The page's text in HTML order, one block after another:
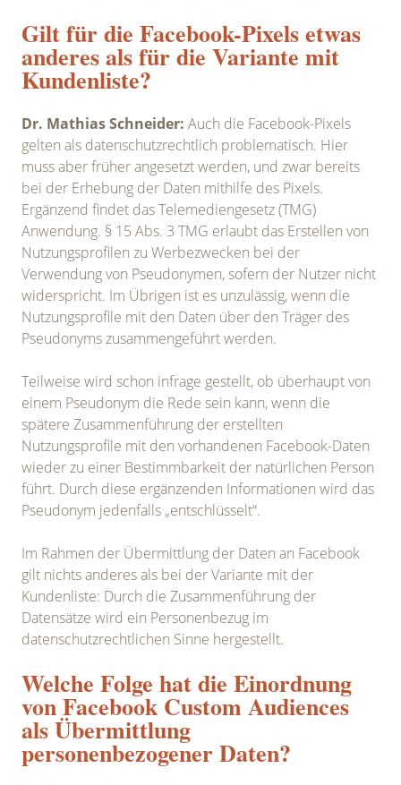
Gilt für die Facebook-Pixels etwas
anderes als für die Variante mit
Kundenliste?
Dr. Mathias Schneider: Auch die Facebook-Pixels
gelten als datenschutzrechtlich problematisch. Hier
muss aber früher angesetzt werden, und zwar bereits
bei der Erhebung der Daten mithilfe des Pixels.
Ergänzend findet das Telemediengesetz (TMG)
Anwendung. § 15 Abs. 3 TMG erlaubt das Erstellen von
Nutzungsprofilen zu Werbezwecken bei der
Verwendung von Pseudonymen, sofern der Nutzer nicht
widerspricht. Im Übrigen ist es unzulässig, wenn die
Nutzungsprofile mit den Daten über den Träger des
Pseudonyms zusammengeführt werden.
Teilweise wird schon infrage gestellt, ob überhaupt von
einem Pseudonym die Rede sein kann, wenn die
spätere Zusammenführung der erstellten
Nutzungsprofile mit den vorhandenen Facebook-Daten
wieder zu einer Bestimmbarkeit der natürlichen Person
führt. Durch diese ergänzenden Informationen wird das
Pseudonym jedenfalls „entschlüsselt“.
Im Rahmen der Übermittlung der Daten an Facebook
gilt nichts anderes als bei der Variante mit der
Kundenliste: Durch die Zusammenführung der
Datensätze wird ein Personenbezug im
datenschutzrechtlichen Sinne hergestellt.
Welche Folge hat die Einordnung
von Facebook Custom Audiences
als Übermittlung
personenbezogener Daten?